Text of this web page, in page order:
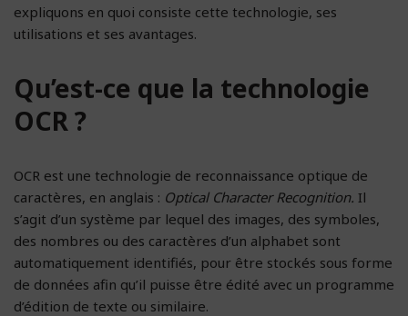
expliquons en quoi consiste cette technologie, ses
utilisations et ses avantages.
Qu’est-ce que la technologie
OCR ?
OCR est une technologie de reconnaissance optique de
caractères, en anglais : Optical Character Recognition. Il
s’agit d’un système par lequel des images, des symboles,
des nombres ou des caractères d’un alphabet sont
automatiquement identifiés, pour être stockés sous forme
de données afin qu’il puisse être édité avec un programme
d’édition de texte ou similaire.